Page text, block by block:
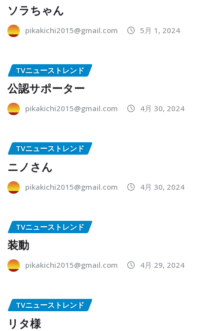
ソラちゃん
pikakichi2015@gmail.com 5月 1, 2024
TVニューストレンド
公認サポーター
pikakichi2015@gmail.com 4月 30, 2024
TVニューストレンド
ニノさん
pikakichi2015@gmail.com 4月 30, 2024
TVニューストレンド
装動
pikakichi2015@gmail.com 4月 29, 2024
TVニューストレンド
リタ様